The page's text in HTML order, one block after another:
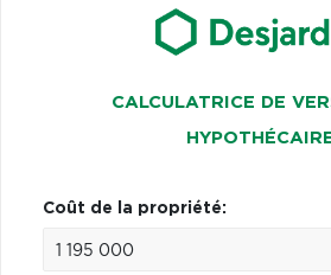
CALCULATRICE DE
Coût de la propriété: